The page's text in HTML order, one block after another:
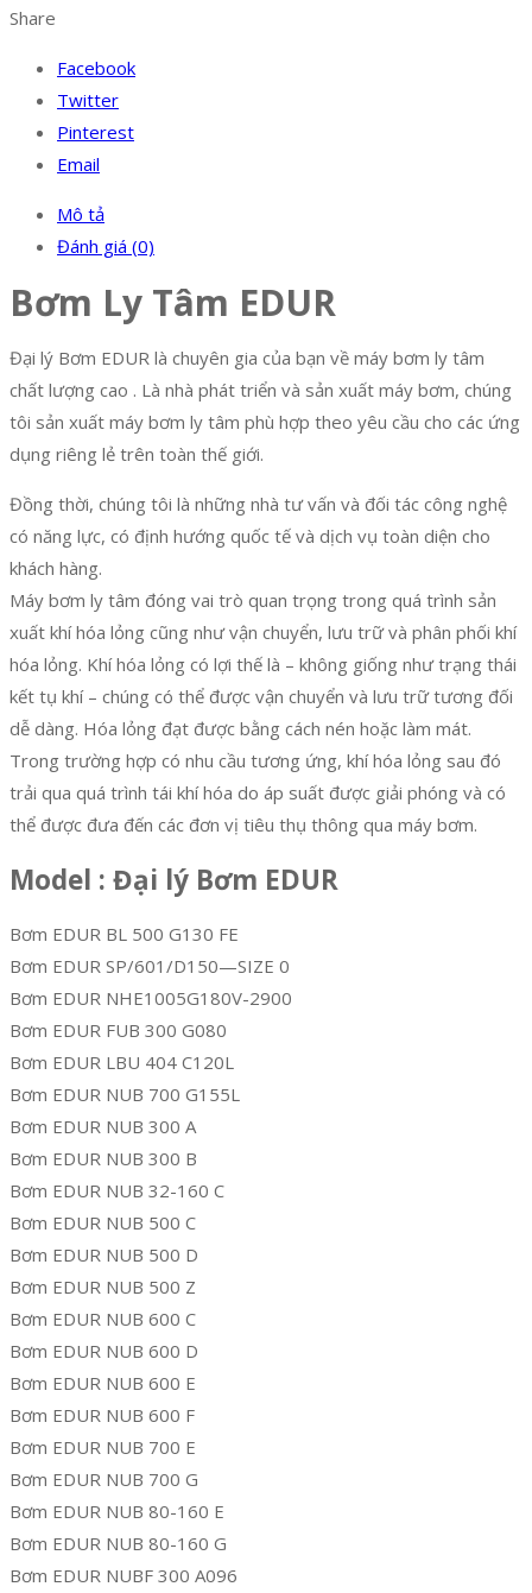
Share
Facebook
Twitter
Pinterest
Email
Mô tả
Đánh giá (0)
Bơm Ly Tâm EDUR
Đại lý Bơm EDUR là chuyên gia của bạn về máy bơm ly tâm
chất lượng cao . Là nhà phát triển và sản xuất máy bơm, chúng
tôi sản xuất máy bơm ly tâm phù hợp theo yêu cầu cho các ứng
dụng riêng lẻ trên toàn thế giới.
Đồng thời, chúng tôi là những nhà tư vấn và đối tác công nghệ
có năng lực, có định hướng quốc tế và dịch vụ toàn diện cho
khách hàng.
Máy bơm ly tâm đóng vai trò quan trọng trong quá trình sản
xuất khí hóa lỏng cũng như vận chuyển, lưu trữ và phân phối khí
hóa lỏng. Khí hóa lỏng có lợi thế là – không giống như trạng thái
kết tụ khí – chúng có thể được vận chuyển và lưu trữ tương đối
dễ dàng. Hóa lỏng đạt được bằng cách nén hoặc làm mát.
Trong trường hợp có nhu cầu tương ứng, khí hóa lỏng sau đó
trải qua quá trình tái khí hóa do áp suất được giải phóng và có
thể được đưa đến các đơn vị tiêu thụ thông qua máy bơm.
Model : Đại lý Bơm EDUR
Bơm EDUR BL 500 G130 FE
Bơm EDUR SP/601/D150—SIZE 0
Bơm EDUR NHE1005G180V-2900
Bơm EDUR FUB 300 G080
Bơm EDUR LBU 404 C120L
Bơm EDUR NUB 700 G155L
Bơm EDUR NUB 300 A
Bơm EDUR NUB 300 B
Bơm EDUR NUB 32-160 C
Bơm EDUR NUB 500 C
Bơm EDUR NUB 500 D
Bơm EDUR NUB 500 Z
Bơm EDUR NUB 600 C
Bơm EDUR NUB 600 D
Bơm EDUR NUB 600 E
Bơm EDUR NUB 600 F
Bơm EDUR NUB 700 E
Bơm EDUR NUB 700 G
Bơm EDUR NUB 80-160 E
Bơm EDUR NUB 80-160 G
Bơm EDUR NUBF 300 A096